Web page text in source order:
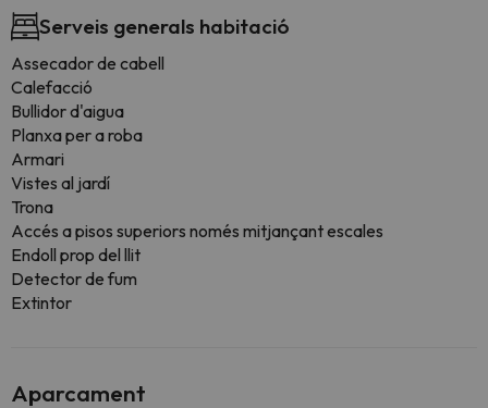
Serveis generals habitació
Assecador de cabell
Calefacció
Bullidor d'aigua
Planxa per a roba
Armari
Vistes al jardí
Trona
Accés a pisos superiors només mitjançant escales
Endoll prop del llit
Detector de fum
Extintor
Aparcament